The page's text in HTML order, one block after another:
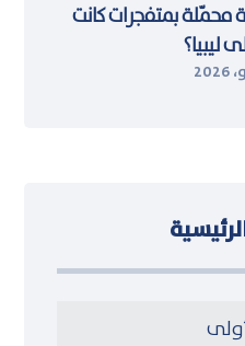
محمّلة بمتفجرات كانت
ليبيا؟